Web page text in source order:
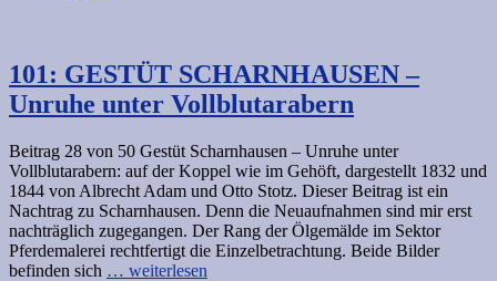
101: GESTÜT SCHARNHAUSEN –
Unruhe unter Vollblutarabern
Beitrag 28 von 50 Gestüt Scharnhausen – Unruhe unter
Vollblutarabern: auf der Koppel wie im Gehöft, dargestellt 1832 und
1844 von Albrecht Adam und Otto Stotz. Dieser Beitrag ist ein
Nachtrag zu Scharnhausen. Denn die Neuaufnahmen sind mir erst
nachträglich zugegangen. Der Rang der Ölgemälde im Sektor
Pferdemalerei rechtfertigt die Einzelbetrachtung. Beide Bilder
befinden sich … weiterlesen